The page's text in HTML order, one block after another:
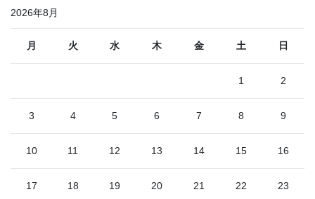
2026年8月
月 火 水 木 金 土 日
1 2
3 4 5 6 7 8 9
10 11 12 13 14 15 16
17 18 19 20 21 22 23